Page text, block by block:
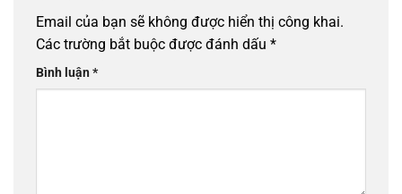
Email của bạn sẽ không được hiển thị công khai.
Các trường bắt buộc được đánh dấu *
Bình luận*